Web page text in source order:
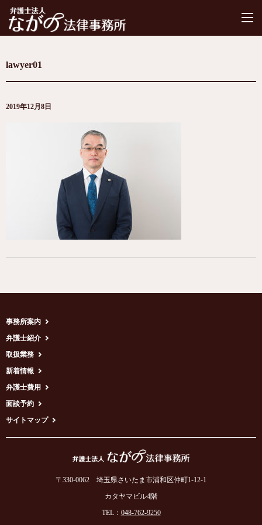
lawyer01
2019年12月8日
事務所案内
弁護士紹介
取扱業務
新着情報
弁護士費用
面談予約
サイトマップ
〒330-0062 埼玉県さいたま市浦和区仲町1-12-1
カタヤマビル4階
TEL： 048-762-9250